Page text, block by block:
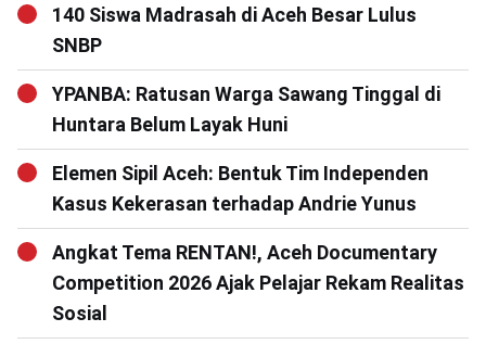
140 Siswa Madrasah di Aceh Besar Lulus
SNBP
YPANBA: Ratusan Warga Sawang Tinggal di
Huntara Belum Layak Huni
Elemen Sipil Aceh: Bentuk Tim Independen
Kasus Kekerasan terhadap Andrie Yunus
Angkat Tema RENTAN!, Aceh Documentary
Competition 2026 Ajak Pelajar Rekam Realitas
Sosial